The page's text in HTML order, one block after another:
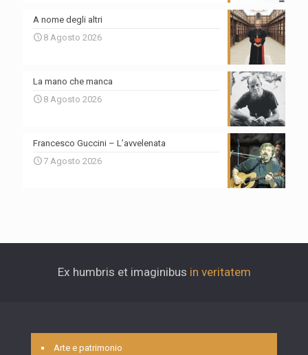
A nome degli altri
8 Agosto 2026
La mano che manca
8 Agosto 2026
Francesco Guccini – L’avvelenata
7 Agosto 2026
Ex humbris et imaginibus in veritatem
Arte e patrimonio